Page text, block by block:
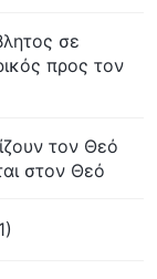
σε
προς τον
τον Θεό
στον Θεό